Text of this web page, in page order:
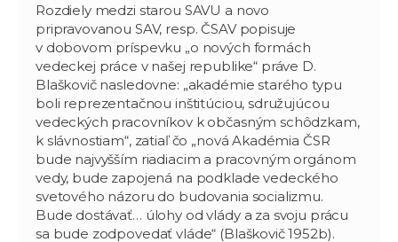
Rozdiely medzi starou SAVU a novo
pripravovanou SAV, resp. ČSAV popisuje
v dobovom príspevku „o nových formách
vedeckej práce v našej republike“ práve D.
Blaškovič nasledovne: „akadémie starého typu
boli reprezentačnou inštitúciou, sdružujúcou
vedeckých pracovníkov k občasným schôdzkam,
k slávnostiam“, zatiaľ čo „nová Akadémia ČSR
bude najvyšším riadiacim a pracovným orgánom
vedy, bude zapojená na podklade vedeckého
svetového názoru do budovania socializmu.
Bude dostávať… úlohy od vlády a za svoju prácu
sa bude zodpovedať vláde“ (Blaškovič 1952b).